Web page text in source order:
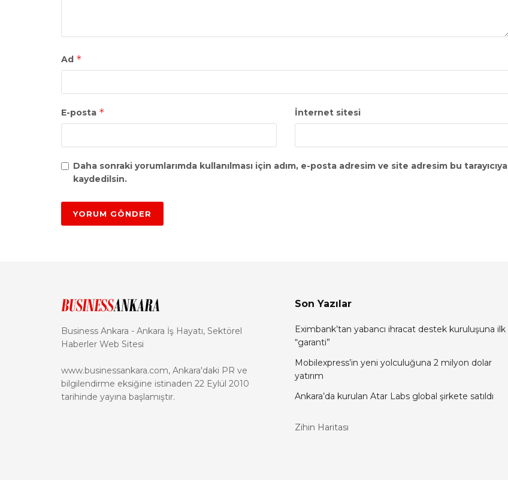
Ad *
E-posta * İnternet sitesi
Daha sonraki yorumlarımda kullanılması için adım, e-posta adresim ve site adresim bu tarayıcıya
kaydedilsin.
Business Ankara - Ankara İş Hayatı, Sektörel
Haberler Web Sitesi
www.businessankara.com, Ankara'daki PR ve
bilgilendirme eksiğine istinaden 22 Eylül 2010
tarihinde yayına başlamıştır.
Son Yazılar
Eximbank’tan yabancı ihracat destek kuruluşuna ilk
“garanti”
Mobilexpress’in yeni yolculuğuna 2 milyon dolar
yatırım
Ankara’da kurulan Atar Labs global şirkete satıldı
Zihin Haritası